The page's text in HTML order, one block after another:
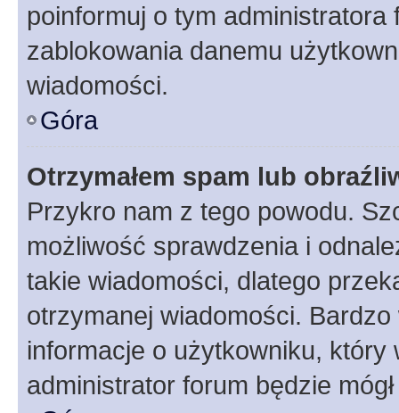
poinformuj o tym
zablokowania danemu
wiadomości.
Góra
Otrzymałem spam lub
Przykro nam z tego powodu.
możliwość sprawdzenia i
takie wiadomości, dlatego
otrzymanej wiadomości.
informacje o użytkowniku, który
administrator forum będzie